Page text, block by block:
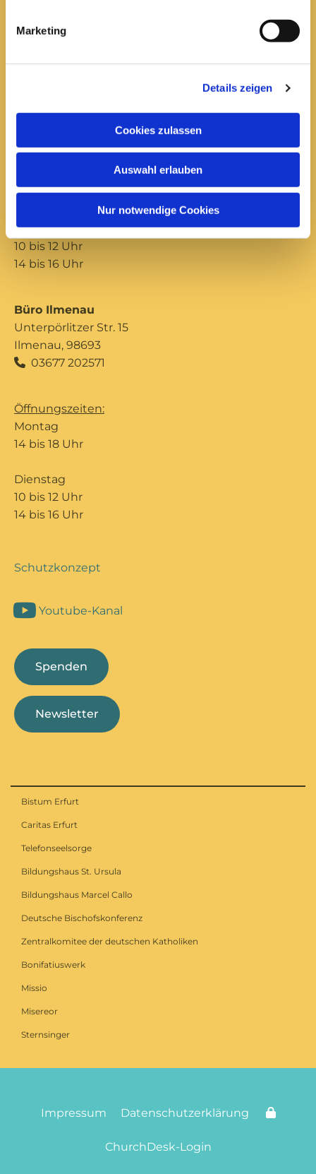
Marketing
Details zeigen
Cookies zulassen
Auswahl erlauben
Nur notwendige Cookies
Büro Arnstadt
Mittwoch
14 bis 16 Uhr
Donnerstag
10 bis 12 Uhr
14 bis 16 Uhr
Büro Ilmenau
Unterpörlitzer Str. 15
Ilmenau, 98693
 03677 202571
Öffnungszeiten:
Montag
14 bis 18 Uhr
Dienstag
10 bis 12 Uhr
14 bis 16 Uhr
Schutzkonzept
Youtube-Kanal
Spenden
Newsletter
Bistum Erfurt
Caritas Erfurt
Telefonseelsorge
Bildungshaus St. Ursula
Bildungshaus Marcel Callo
Deutsche Bischofskonferenz
Zentralkomitee der deutschen Katholiken
Bonifatiuswerk
Missio
Misereor
Sternsinger
Impressum Datenschutzerklärung
ChurchDesk-Login